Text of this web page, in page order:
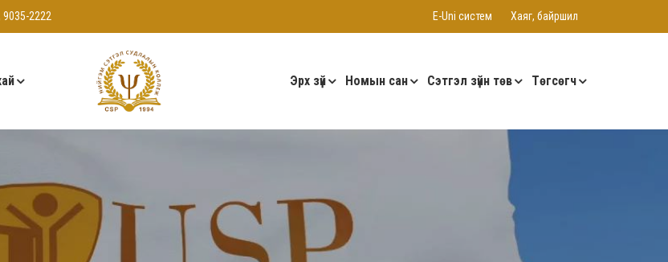
9035-2222 E-Uni систем Хаяг, байршил
Эрх зүй Номын сан Сэтгэл зүйн төв Төгсөгч